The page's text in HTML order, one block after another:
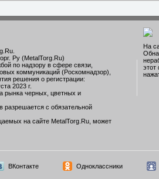
Ру (MetalTorg.Ru)
по надзору в сфере связи,
коммуникаций (Роскомнадзор),
решения о регистрации:
2023 г.
рынка черных, цветных и
разрешается с обязательной
на сайте MetalTorg.Ru, может
На
этот
ВКонтакте Одноклассники